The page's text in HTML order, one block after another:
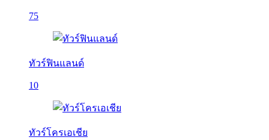
75
ทัวร์ฟินแลนด์
10
ทัวร์โครเอเชีย